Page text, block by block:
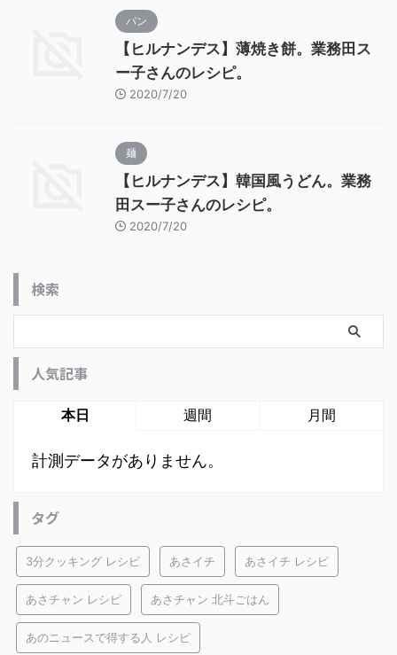
パン
【ヒルナンデス】薄焼き餅。業務田ス
ー子さんのレシピ。
2020/7/20
麺
【ヒルナンデス】韓国風うどん。業務
田スー子さんのレシピ。
2020/7/20
検索
人気記事
本日 週間 月間
計測データがありません。
タグ
3分クッキング レシピ あさイチ あさイチ レシピ
あさチャン レシピ あさチャン 北斗ごはん
あのニュースで得する人 レシピ